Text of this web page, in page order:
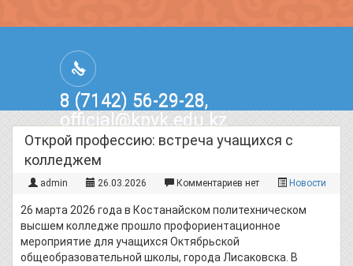
8 (7142) 56-29-28,
official@kpvk.edu.kz
г.Костанай, Проспект Кобыланды
Батыра, 3
Открой профессию: встреча учащихся с
колледжем
admin 26.03.2026 Комментариев нет Новости
26 марта 2026 года в Костанайском политехническом
высшем колледже прошло профориентационное
мероприятие для учащихся Октябрьской
общеобразовательной школы, города Лисаковска. В